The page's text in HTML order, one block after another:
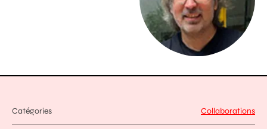
Catégories Collaborations